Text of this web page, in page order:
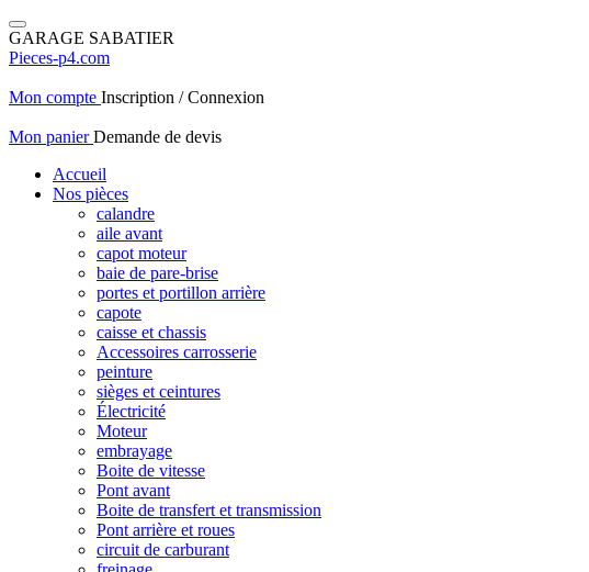
GARAGE SABATIER
Pieces-p4.com
Mon compte Inscription / Connexion
Mon panierDemande de devis
Accueil
Nos pièces
calandre
aile avant
capot moteur
baie de pare-brise
portes et portillon arrière
capote
caisse et chassis
Accessoires carrosserie
peinture
sièges et ceintures
Électricité
Moteur
embrayage
Boite de vitesse
Pont avant
Boite de transfert et transmission
Pont arrière et roues
circuit de carburant